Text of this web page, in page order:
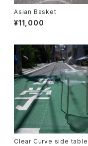
Asian Basket
¥11,000
Clear Curve side table